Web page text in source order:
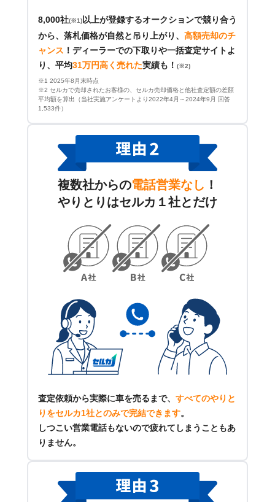
8,000社(※1) 以上が登録するオークションで競り合う
から、落札価格が自然と吊り上がり、 高額売却のチ
ャンス ！ ディーラーでの下取りや一括査定サイトよ
り、平均31万円高く売れた実績も！ (※2)
※1 2025年8月末時点
※2 セルカで売却されたお客様の、セルカ売却価格と他社査定額の差額
平均額を算出（当社実施アンケートより2022年4月～2024年9月 回答
1,533件）
複数社からの電話営業なし ！
やりとりはセルカ１社とだけ
査定依頼から実際に車を売るまで、 すべてのやりと
りをセルカ1社とのみで完結できます。
しつこい営業電話もないので疲れてしまうこともあ
りません。